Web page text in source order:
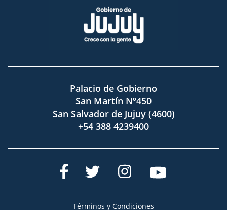
Palacio de Gobierno
San Martín Nº450
San Salvador de Jujuy (4600)
+54 388 4239400
Términos y Condiciones